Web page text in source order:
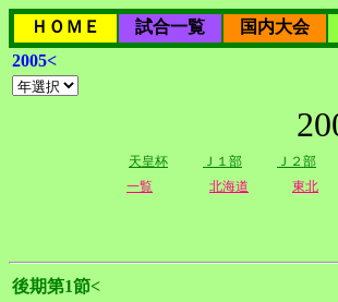
ＨＯＭＥ 試合一覧 国内大会
2005<
天皇杯 Ｊ１部 Ｊ２部
一覧
北海道 東北
後期第1節<